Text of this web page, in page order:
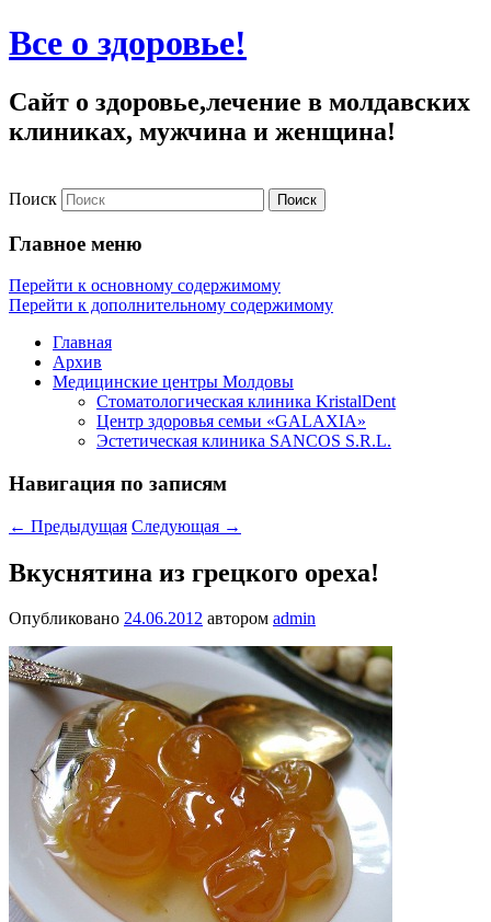
Все о здоровье!
Сайт о здоровье,лечение в молдавских
клиниках, мужчина и женщина!
Поиск
Главное меню
Перейти к основному содержимому
Перейти к дополнительному содержимому
Главная
Архив
Медицинские центры Молдовы
Стоматологическая клиника KristalDent
Центр здоровья семьи «GALAXIA»
Эстетическая клиника SANCOS S.R.L.
Навигация по записям
← Предыдущая Следующая →
Вкуснятина из грецкого ореха!
Опубликовано 24.06.2012 автором admin